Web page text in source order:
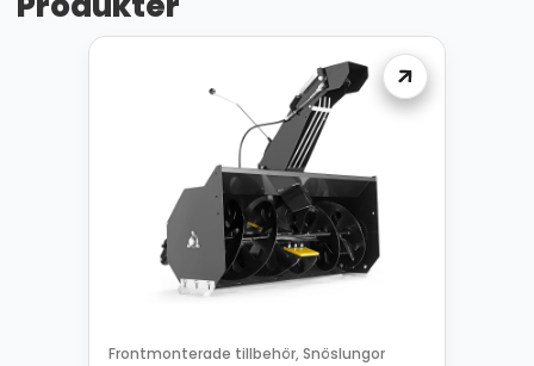
Frontmonterade tillbehör, Snöslungor